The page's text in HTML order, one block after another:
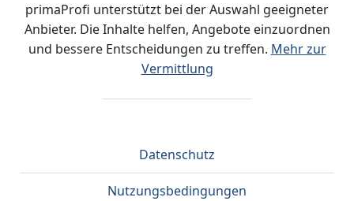
primaProfi unterstützt bei der Auswahl geeigneter
Anbieter. Die Inhalte helfen, Angebote einzuordnen
und bessere Entscheidungen zu treffen. Mehr zur
Vermittlung
Datenschutz
Nutzungsbedingungen